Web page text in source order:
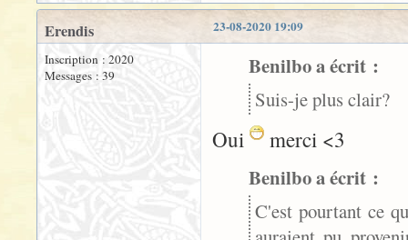
23-08-2020 19:09
Erendis
Inscription : 2020
Messages : 39
Benilbo a écrit :
Suis-je plus clair?
Oui
merci <3
Benilbo a écrit :
C'est pourtant ce